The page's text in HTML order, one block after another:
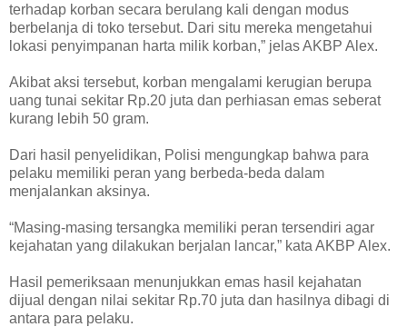
terhadap korban secara berulang kali dengan modus
berbelanja di toko tersebut. Dari situ mereka mengetahui
lokasi penyimpanan harta milik korban,” jelas AKBP Alex.
Akibat aksi tersebut, korban mengalami kerugian berupa
uang tunai sekitar Rp.20 juta dan perhiasan emas seberat
kurang lebih 50 gram.
Dari hasil penyelidikan, Polisi mengungkap bahwa para
pelaku memiliki peran yang berbeda-beda dalam
menjalankan aksinya.
“Masing-masing tersangka memiliki peran tersendiri agar
kejahatan yang dilakukan berjalan lancar,” kata AKBP Alex.
Hasil pemeriksaan menunjukkan emas hasil kejahatan
dijual dengan nilai sekitar Rp.70 juta dan hasilnya dibagi di
antara para pelaku.